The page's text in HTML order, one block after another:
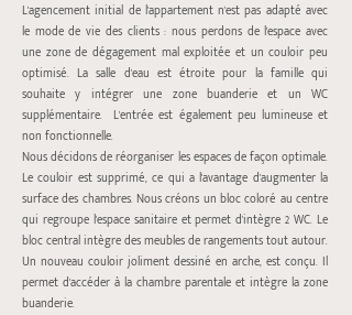
L'agencement initial de l'appartement n'est pas adapté avec
le mode de vie des clients : nous perdons de l'espace avec
une zone de dégagement mal exploitée et un couloir peu
optimisé. La salle d'eau est étroite pour la famille qui
souhaite y intégrer une zone buanderie et un WC
supplémentaire. L'entrée est également peu lumineuse et
non fonctionnelle.
Nous décidons de réorganiser les espaces de façon optimale.
Le couloir est supprimé, ce qui a l'avantage d'augmenter la
surface des chambres. Nous créons un bloc coloré au centre
qui regroupe l'espace sanitaire et permet d'intègre 2 WC. Le
bloc central intègre des meubles de rangements tout autour.
Un nouveau couloir joliment dessiné en arche, est conçu. Il
permet d'accéder à la chambre parentale et intègre la zone
buanderie.